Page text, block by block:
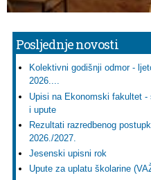
Posljednje novosti
Kolektivni godišnji odmor -
2026....
Upisi na Ekonomski fakultet -
i upute
Rezultati razredbenog
2026./2027.
Jesenski upisni rok
Upute za uplatu školarine